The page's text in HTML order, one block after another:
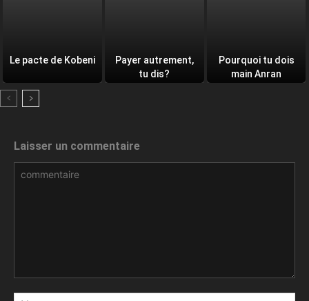
Le pacte de Kobeni
Payer autrement,
tu dis?
Pourquoi tu dois
main Anran
Laisser un commentaire